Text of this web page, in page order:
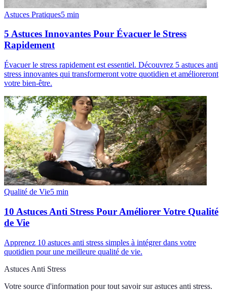
Astuces Pratiques5 min
5 Astuces Innovantes Pour Évacuer le Stress
Rapidement
Évacuer le stress rapidement est essentiel. Découvrez 5 astuces anti
stress innovantes qui transformeront votre quotidien et amélioreront
votre bien-être.
Qualité de Vie5 min
10 Astuces Anti Stress Pour Améliorer Votre Qualité
de Vie
Apprenez 10 astuces anti stress simples à intégrer dans votre
quotidien pour une meilleure qualité de vie.
Astuces Anti Stress
Votre source d'information pour tout savoir sur astuces anti stress.